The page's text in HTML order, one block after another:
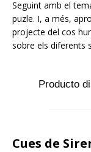
Seguint amb el
puzle. I, a més,
projecte del cos
sobre els diferents
Producto
Cues de